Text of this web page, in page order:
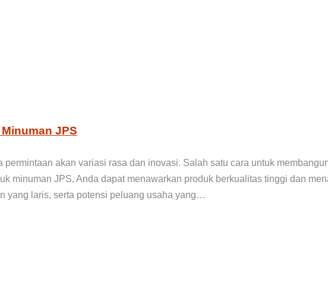
JPS
akan variasi rasa dan inovasi. Salah satu cara untuk
minuman JPS, Anda dapat menawarkan produk berkualitas tinggi dan
yang laris, serta potensi peluang usaha yang…